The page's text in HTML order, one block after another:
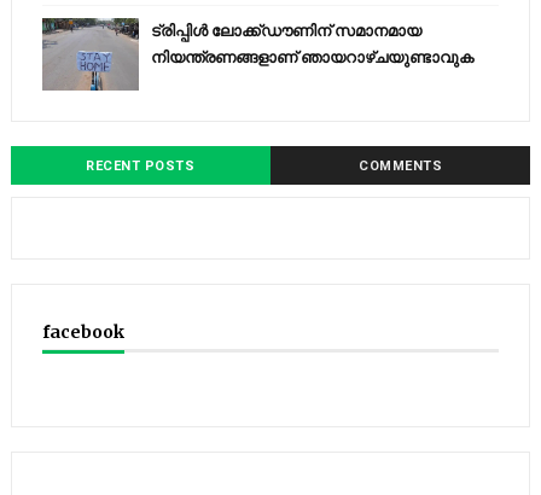
ട്രിപ്പിള്‍ ലോക്ക്ഡൗണിന് സമാനമായ
നിയന്ത്രണങ്ങളാണ് ഞായറാഴ്ചയുണ്ടാവുക
RECENT POSTS COMMENTS
facebook